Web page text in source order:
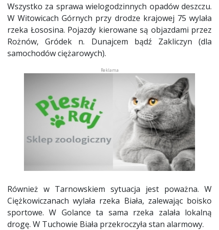
Wszystko za sprawa wielogodzinnych opadów deszczu.
W Witowicach Górnych przy drodze krajowej 75 wylała
rzeka Łososina. Pojazdy kierowane są objazdami przez
Rożnów, Gródek n. Dunajcem bądź Zakliczyn (dla
samochodów ciężarowych).
Również w Tarnowskiem sytuacja jest poważna. W
Ciężkowiczanach wylała rzeka Biała, zalewając boisko
sportowe. W Golance ta sama rzeka zalała lokalną
drogę. W Tuchowie Biała przekroczyła stan alarmowy.